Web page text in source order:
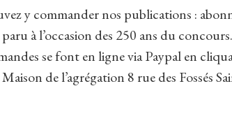
y commander nos publications :
à l’occasion des 250 ans du concours.
se font en ligne via Paypal en
Maison de l’agrégation 8 rue des Fossés